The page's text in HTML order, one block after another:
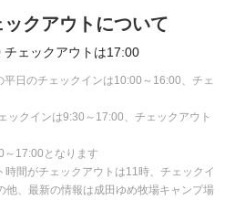
クアウトについて
ェックアウトは17:00
日のチェックインは10:00～16:00、チェ
クインは9:30～17:00、チェックアウト
17:00となります
間がチェックアウトは11時、チェックイ
他、最新の情報は成田ゆめ牧場キャンプ場